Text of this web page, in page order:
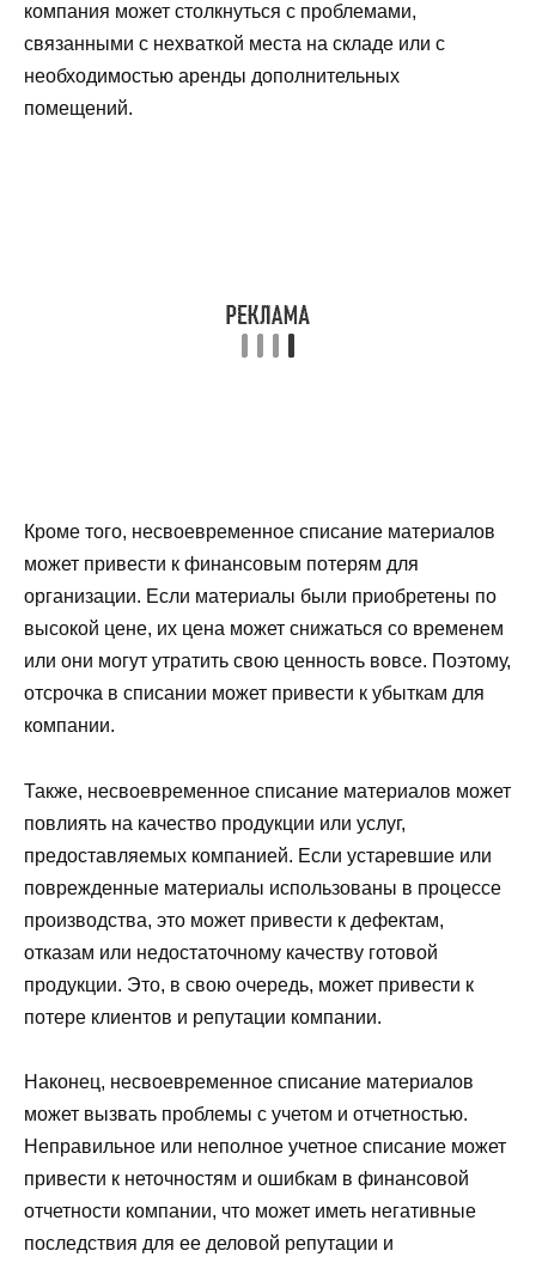
компания может столкнуться с проблемами,
связанными с нехваткой места на складе или с
необходимостью аренды дополнительных
помещений.
Кроме того, несвоевременное списание материалов
может привести к финансовым потерям для
организации. Если материалы были приобретены по
высокой цене, их цена может снижаться со временем
или они могут утратить свою ценность вовсе. Поэтому,
отсрочка в списании может привести к убыткам для
компании.
Также, несвоевременное списание материалов может
повлиять на качество продукции или услуг,
предоставляемых компанией. Если устаревшие или
поврежденные материалы использованы в процессе
производства, это может привести к дефектам,
отказам или недостаточному качеству готовой
продукции. Это, в свою очередь, может привести к
потере клиентов и репутации компании.
Наконец, несвоевременное списание материалов
может вызвать проблемы с учетом и отчетностью.
Неправильное или неполное учетное списание может
привести к неточностям и ошибкам в финансовой
отчетности компании, что может иметь негативные
последствия для ее деловой репутации и